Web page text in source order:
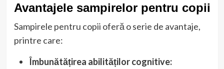
Avantajele sampirelor pentru copii
Sampirele pentru copii oferă o serie de avantaje,
printre care:
Îmbunătățirea abilităților cognitive: